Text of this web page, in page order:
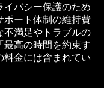
イバシー保護のため
ポート体制の維持費
不満足やトラブルの
最高の時間を約束す
料金には含まれてい